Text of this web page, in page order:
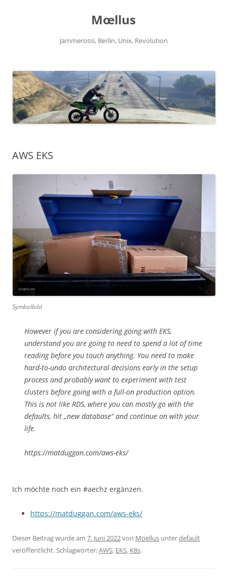
Mœllus
Jammerossi, Berlin, Unix, Revolution
AWS EKS
Symbolbild
However if you are considering going with EKS,
understand you are going to need to spend a lot of time
reading before you touch anything. You need to make
hard-to-undo architectural decisions early in the setup
process and probably want to experiment with test
clusters before going with a full-on production option.
This is not like RDS, where you can mostly go with the
defaults, hit „new database“ and continue on with your
life.
https://matduggan.com/aws-eks/
Ich möchte noch ein #aechz ergänzen.
https://matduggan.com/aws-eks/
Dieser Beitrag wurde am 7. Juni 2022von Moellus unterdefault
veröffentlicht. Schlagwörter:AWS, EKS, K8s.